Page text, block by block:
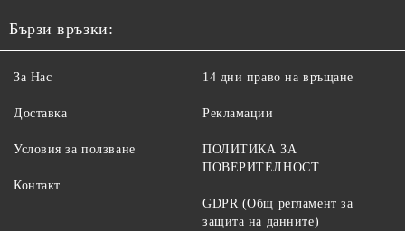
Бързи връзки:
За Нас
Доставка
Условия за ползване
Контакт
14 дни право на връщане
Рекламации
ПОЛИТИКА ЗА
ПОВЕРИТЕЛНОСТ
GDPR (Общ регламент за
защита на данните)